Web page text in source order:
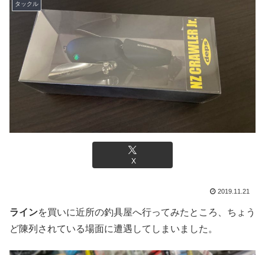
タックル
X
2019.11.21
ラインを買いに近所の釣具屋へ行ってみたところ、ちょう
ど陳列されている場面に遭遇してしまいました。